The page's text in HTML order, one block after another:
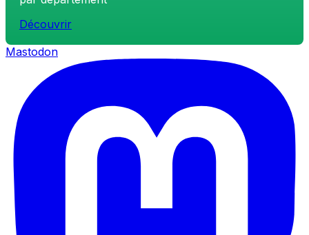
Découvrir
Mastodon